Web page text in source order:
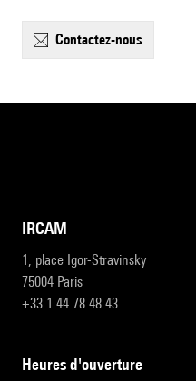
contactez-nous
IRCAM
1, place Igor-Stravinsky
75004 Paris
+33 1 44 78 48 43
heures d'ouverture